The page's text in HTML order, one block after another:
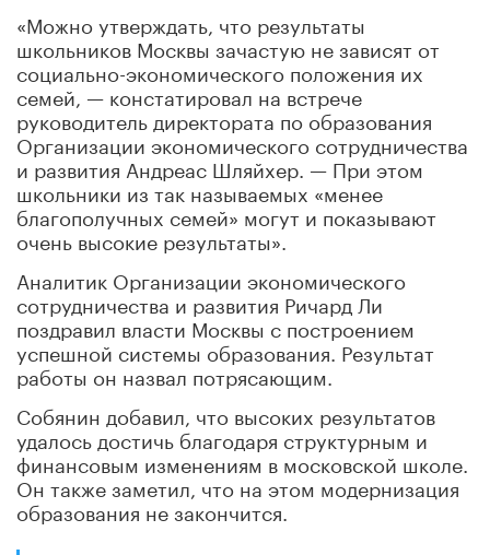
«Можно утверждать, что результаты
школьников Москвы зачастую не зависят от
социально-экономического положения их
семей, — констатировал на встрече
руководитель директората по образования
Организации экономического сотрудничества
и развития Андреас Шляйхер. — При этом
школьники из так называемых «менее
благополучных семей» могут и показывают
очень высокие результаты».
Аналитик Организации экономического
сотрудничества и развития Ричард Ли
поздравил власти Москвы с построением
успешной системы образования. Результат
работы он назвал потрясающим.
Собянин добавил, что высоких результатов
удалось достичь благодаря структурным и
финансовым изменениям в московской школе.
Он также заметил, что на этом модернизация
образования не закончится.